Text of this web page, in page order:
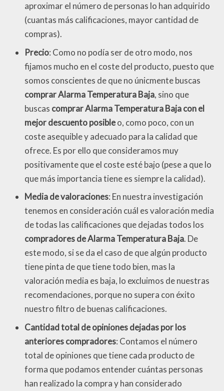
aproximar el número de personas lo han adquirido
(cuantas más calificaciones, mayor cantidad de
compras).
Precio: Como no podía ser de otro modo, nos
fijamos mucho en el coste del producto, puesto que
somos conscientes de que no únicmente buscas
comprar Alarma Temperatura Baja, sino que
buscas comprar Alarma Temperatura Baja con el
mejor descuento posibleo, como poco, con un
coste asequible y adecuado para la calidad que
ofrece. Es por ello que consideramos muy
positivamente que el coste esté bajo (pese a que lo
que más importancia tiene es siempre la calidad).
Media de valoraciones: En nuestra investigación
tenemos en consideración cuál es valoración media
de todas las calificaciones que dejadas todos los
compradores de Alarma Temperatura Baja. De
este modo, si se da el caso de que algún producto
tiene pinta de que tiene todo bien, mas la
valoración media es baja, lo excluimos de nuestras
recomendaciones, porque no supera con éxito
nuestro filtro de buenas calificaciones.
Cantidad total de opiniones dejadas por los
anteriores compradores: Contamos el número
total de opiniones que tiene cada producto de
forma que podamos entender cuántas personas
han realizado la compra y han considerado